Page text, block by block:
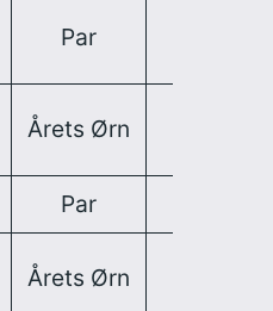
Par
Årets Ørn
Par
Årets Ørn